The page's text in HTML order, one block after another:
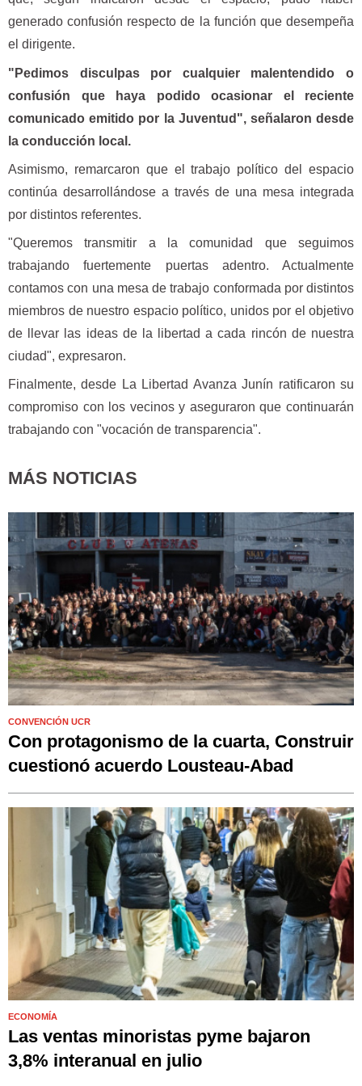
generado confusión respecto de la función que desempeña
el dirigente.
"Pedimos disculpas por cualquier malentendido o
confusión que haya podido ocasionar el reciente
comunicado emitido por la Juventud", señalaron desde
la conducción local.
Asimismo, remarcaron que el trabajo político del espacio
continúa desarrollándose a través de una mesa integrada
por distintos referentes.
"Queremos transmitir a la comunidad que seguimos
trabajando fuertemente puertas adentro. Actualmente
contamos con una mesa de trabajo conformada por distintos
miembros de nuestro espacio político, unidos por el objetivo
de llevar las ideas de la libertad a cada rincón de nuestra
ciudad", expresaron.
Finalmente, desde La Libertad Avanza Junín ratificaron su
compromiso con los vecinos y aseguraron que continuarán
trabajando con "vocación de transparencia".
MÁS NOTICIAS
CONVENCIÓN UCR
Con protagonismo de la cuarta, Construir
cuestionó acuerdo Lousteau-Abad
ECONOMÍA
Las ventas minoristas pyme bajaron
3,8% interanual en julio